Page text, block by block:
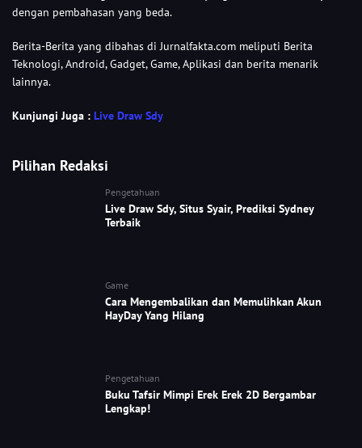
dengan pembahasan yang beda.
Berita-Berita yang dibahas di Jurnalfakta.com meliputi Berita
Teknologi, Android, Gadget, Game, Aplikasi dan berita menarik
lainnya.
Kunjungi Juga : Live Draw Sdy
Pilihan Redaksi
Pengetahuan
Live Draw Sdy, Situs Syair, Prediksi Sydney
Terbaik
Game
Cara Mengembalikan dan Memulihkan Akun
HayDay Yang Hilang
Pengetahuan
Buku Tafsir Mimpi Erek Erek 2D Bergambar
Lengkap!